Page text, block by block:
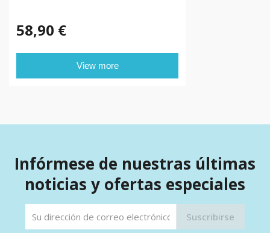
58,90 €
View more
Infórmese de nuestras últimas
noticias y ofertas especiales